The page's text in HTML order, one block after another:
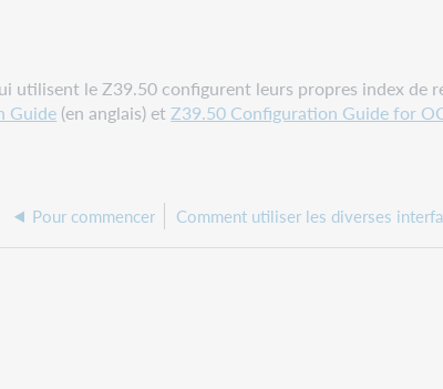
utilisent le Z39.50 configurent leurs propres index de
Guide (en anglais) etZ39.50 Configuration Guide for
Pour commencer